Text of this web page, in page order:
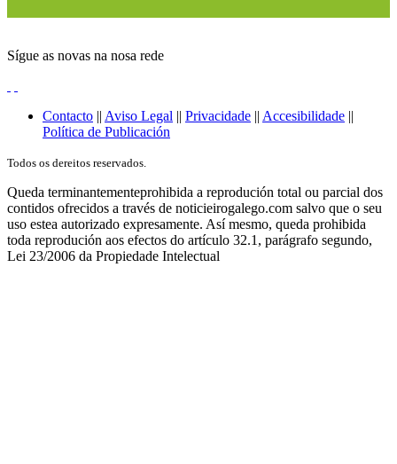
Sígue as novas na nosa rede
Contacto || Aviso Legal || Privacidade || Accesibilidade ||
Política de Publicación
Todos os dereitos reservados.
Queda terminantementeprohibida a reprodución total ou parcial dos
contidos ofrecidos a través de noticieirogalego.com salvo que o seu
uso estea autorizado expresamente. Así mesmo, queda prohibida
toda reprodución aos efectos do artículo 32.1, parágrafo segundo,
Lei 23/2006 da Propiedade Intelectual